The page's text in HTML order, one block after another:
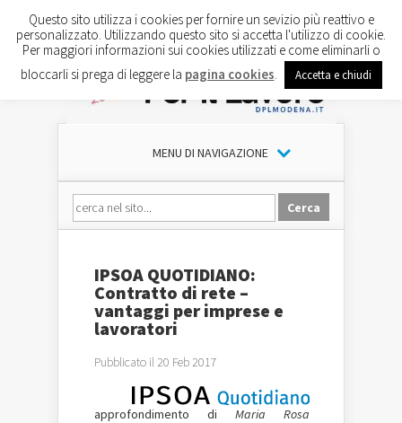
MENU DI NAVIGAZIONE
IPSOA QUOTIDIANO:
Contratto di rete –
vantaggi per imprese e
lavoratori
Pubblicato il 20 Feb 2017
approfondimento di Maria Rosa
Questo sito utilizza i cookies per fornire un sevizio più reattivo e
personalizzato. Utilizzando questo sito si accetta l'utilizzo di cookie.
Per maggiori informazioni sui cookies utilizzati e come eliminarli o
bloccarli si prega di leggere la pagina cookies Accetta e chiudi